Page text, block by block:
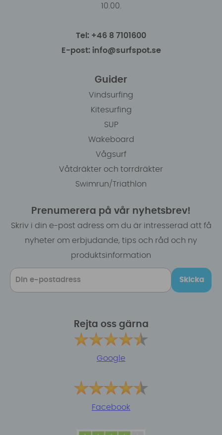
10.00.
Tel: +46 8 7101600
E-post: info@surfspot.se
Guider
Vindsurfing
Kitesurfing
SUP
Wakeboard
Vågsurf
Våtdräkter och torrdräkter
Swimrun/Triathlon
Prenumerera på vår nyhetsbrev!
Skriv i din e-post adress om du är intresserad att få
nyheter om erbjudande, tips och råd och ny
produktsinformation
Skicka
Rejta oss gärna
Google
Facebook